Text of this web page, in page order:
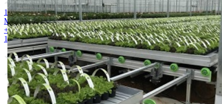
1. Bely acid 15-10-25 + 2MgO+ Me 25kg 2. Ubinas 20-20-20 +
Me 25kg 3. Iperen IPE 13-32-13 + Me 25kg 4. Achtang 32-10-10
+ Me 25kg 5. Iperen IPE 20-13-20 + Me 25kg 6. WS NPK
13:7:24 + 2MgO +7 CaO + ME